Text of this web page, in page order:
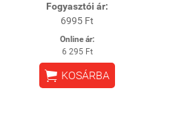
Fogyasztói ár:
6995 Ft
Online ár:
6 295 Ft
 KOSÁRBA